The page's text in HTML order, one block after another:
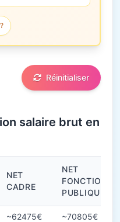
Réinitialiser
salaire brut en
en net en 2026
NET
CADRE
NET
FONCTION
PUBLIQUE
~62475€
~70805€